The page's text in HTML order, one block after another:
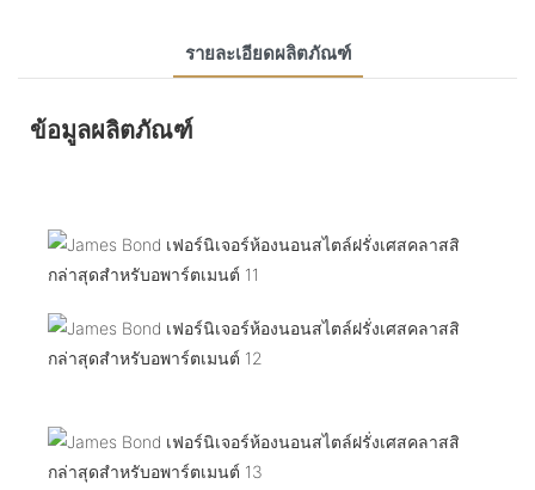
รายละเอียดผลิตภัณฑ์
ข้อมูลผลิตภัณฑ์